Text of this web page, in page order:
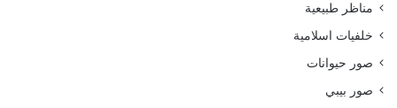
مناظر طبيعية
خلفيات اسلامية
صور حيوانات
صور بيبي